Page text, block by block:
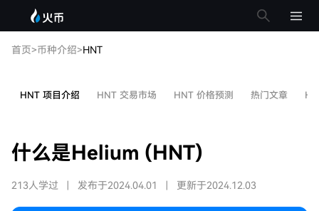
首页>币种介绍>HNT
HNT 项目介绍 HNT 交易市场 HNT 价格预测 热门文章
什么是Helium (HNT)
213人学过 发布于2024.04.01 更新于2024.12.03